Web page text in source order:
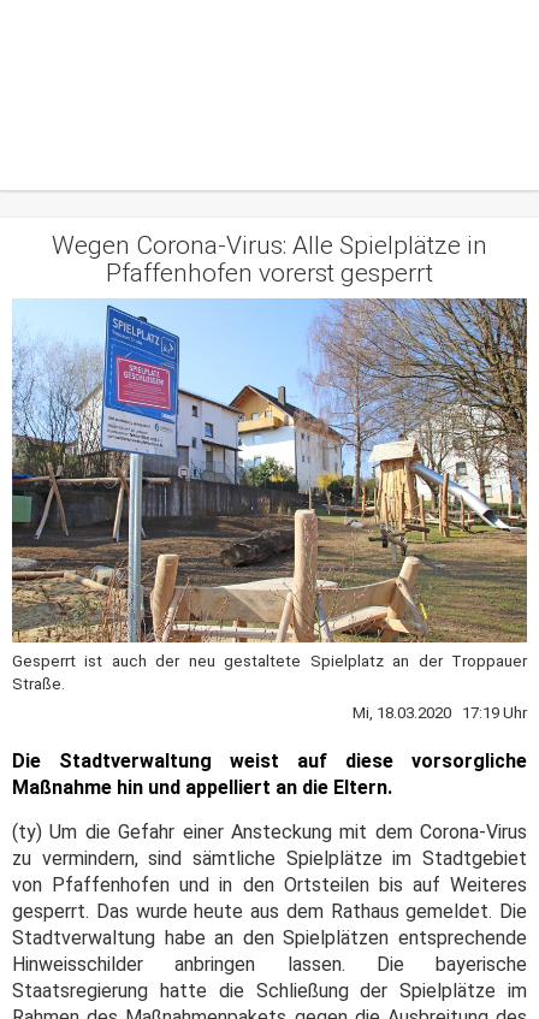
Wegen Corona-Virus: Alle Spielplätze in
Pfaffenhofen vorerst gesperrt
Gesperrt ist auch der neu gestaltete Spielplatz an der Troppauer
Straße.
Mi, 18.03.2020 17:19 Uhr
Die Stadtverwaltung weist auf diese vorsorgliche
Maßnahme hin und appelliert an die Eltern.
(ty) Um die Gefahr einer Ansteckung mit dem Corona-Virus
zu vermindern, sind sämtliche Spielplätze im Stadtgebiet
von Pfaffenhofen und in den Ortsteilen bis auf Weiteres
gesperrt. Das wurde heute aus dem Rathaus gemeldet. Die
Stadtverwaltung habe an den Spielplätzen entsprechende
Hinweisschilder anbringen lassen. Die bayerische
Staatsregierung hatte die Schließung der Spielplätze im